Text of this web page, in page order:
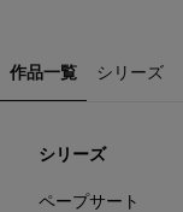
作品一覧 シリーズ
シリーズ
ペープサート